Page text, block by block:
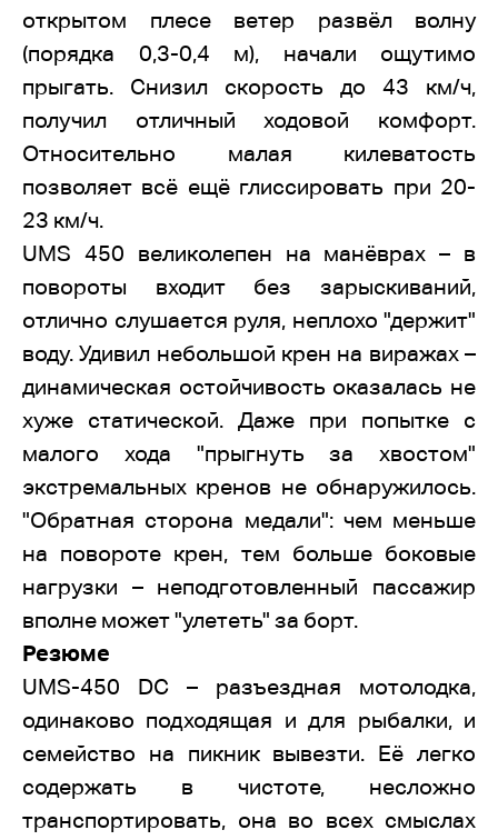
открытом плесе ветер развёл волну
(порядка 0,3-0,4 м), начали ощутимо
прыгать. Снизил скорость до 43 км/ч,
получил отличный ходовой комфорт.
Относительно малая килеватость
позволяет всё ещё глиссировать при 20-
23 км/ч.
UMS 450 великолепен на манёврах – в
повороты входит без зарыскиваний,
отлично слушается руля, неплохо "держит"
воду. Удивил небольшой крен на виражах –
динамическая остойчивость оказалась не
хуже статической. Даже при попытке с
малого хода "прыгнуть за хвостом"
экстремальных кренов не обнаружилось.
"Обратная сторона медали": чем меньше
на повороте крен, тем больше боковые
нагрузки – неподготовленный пассажир
вполне может "улететь" за борт.
Резюме
UMS-450 DC – разъездная мотолодка,
одинаково подходящая и для рыбалки, и
семейство на пикник вывезти. Её легко
содержать в чистоте, несложно
транспортировать, она во всех смыслах